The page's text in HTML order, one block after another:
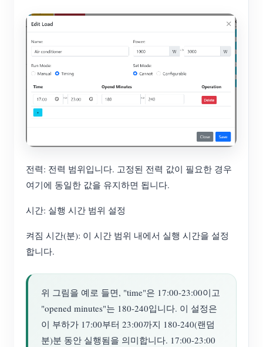
전력: 전력 범위입니다. 고정된 전력 값이 필요한 경우
여기에 동일한 값을 유지하면 됩니다.
시간: 실행 시간 범위 설정
켜짐 시간(분): 이 시간 범위 내에서 실행 시간을 설정
합니다.
위 그림을 예로 들면, "time"은 17:00-23:00이고
"opened minutes"는 180-240입니다. 이 설정은
이 부하가 17:00부터 23:00까지 180-240(랜덤
분)분 동안 실행됨을 의미합니다. 17:00-23:00